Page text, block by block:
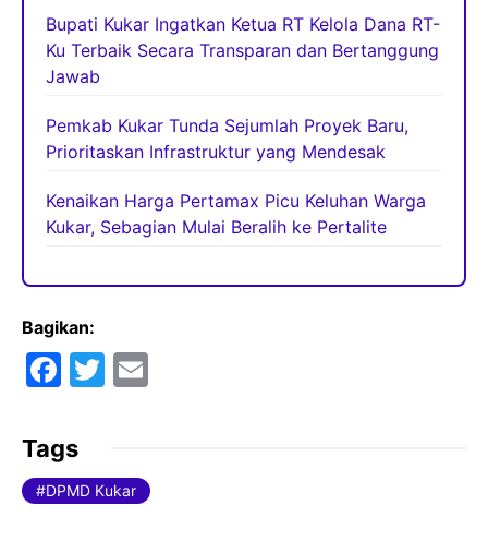
Bupati Kukar Ingatkan Ketua RT Kelola Dana RT-
Ku Terbaik Secara Transparan dan Bertanggung
Jawab
Pemkab Kukar Tunda Sejumlah Proyek Baru,
Prioritaskan Infrastruktur yang Mendesak
Kenaikan Harga Pertamax Picu Keluhan Warga
Kukar, Sebagian Mulai Beralih ke Pertalite
Bagikan:
F
c
e
b
T
er l
Tags
DPMD Kukar